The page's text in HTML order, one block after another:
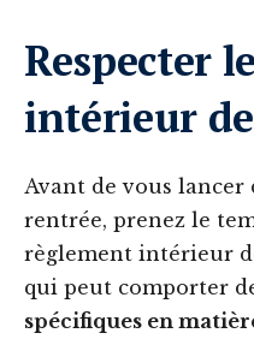
Respecter
intérieur de
Avant de vous lancer
rentrée, prenez le
règlement intérieur
qui peut comporter
spécifiques en